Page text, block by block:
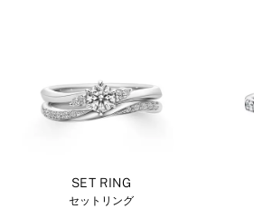
SET RING
セットリング